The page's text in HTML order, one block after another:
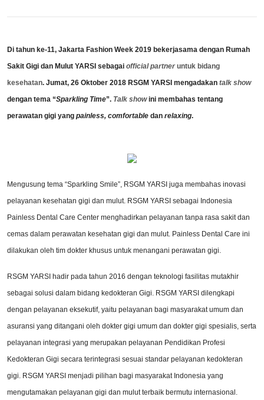
Di tahun ke-11, Jakarta Fashion Week 2019 bekerjasama dengan Rumah
Sakit Gigi dan Mulut YARSI sebagai official partner untuk bidang
kesehatan. Jumat, 26 Oktober 2018 RSGM YARSI mengadakan talk show
dengan tema “Sparkling Time”. Talk showini membahas tentang
perawatan gigi yang painless, comfortable dan relaxing.
Mengusung tema “Sparkling Smile”, RSGM YARSI juga membahas inovasi
pelayanan kesehatan gigi dan mulut. RSGM YARSI sebagai Indonesia
Painless Dental Care Center menghadirkan pelayanan tanpa rasa sakit dan
cemas dalam perawatan kesehatan gigi dan mulut. Painless Dental Care ini
dilakukan oleh tim dokter khusus untuk menangani perawatan gigi.
RSGM YARSI hadir pada tahun 2016 dengan teknologi fasilitas mutakhir
sebagai solusi dalam bidang kedokteran Gigi. RSGM YARSI dilengkapi
dengan pelayanan eksekutif, yaitu pelayanan bagi masyarakat umum dan
asuransi yang ditangani oleh dokter gigi umum dan dokter gigi spesialis, serta
pelayanan integrasi yang merupakan pelayanan Pendidikan Profesi
Kedokteran Gigi secara terintegrasi sesuai standar pelayanan kedokteran
gigi. RSGM YARSI menjadi pilihan bagi masyarakat Indonesia yang
mengutamakan pelayanan gigi dan mulut terbaik bermutu internasional.